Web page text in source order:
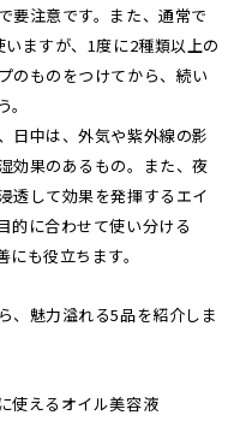
要注意です。また、通常で
ますが、1度に2種類以上の
のものをつけてから、続い
日中は、外気や紫外線の影
効果のあるもの。また、夜
透して効果を発揮するエイ
的に合わせて使い分ける
も役立ちます。
、魅力溢れる5品を紹介しま
使えるオイル美容液